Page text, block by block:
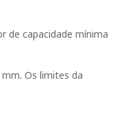
de capacidade mínima
Os limites da